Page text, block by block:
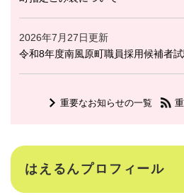
2026年7月27日更新
令和8年度南風原町職員採用候補者
重要なお知らせの一覧
はえるんプロフィール